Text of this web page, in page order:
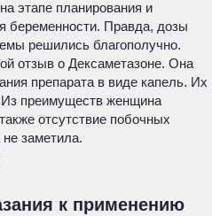
этапе планирования и
беременности. Правда, дозы
решились благополучно.
отзыв о Дексаметазоне. Она
препарата в виде капель. Их
Из преимуществ женщина
отсутствие побочных
заметила.
к применению